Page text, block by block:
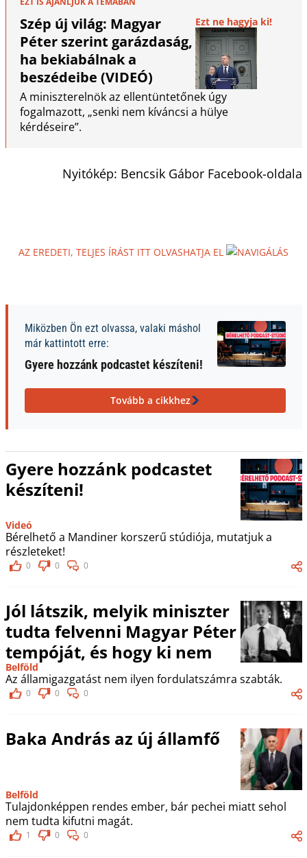
Szép új világ: Magyar
Péter szerint garázdaság,
ha bekiabálnak a
beszédeibe (VIDEÓ)
Ezt ne hagyja ki!
A miniszterelnök az ellentüntetőnek úgy
fogalmazott, „senki nem kíváncsi a hülye
kérdéseire”.
Nyitókép: Bencsik Gábor Facebook-oldala
AZ EREDETI, TELJES ÍRÁST ITT OLVASHATJA EL
Miközben Ön ezt olvassa, valaki máshol
már kattintott erre:
Gyere hozzánk podcastet készíteni!
Tovább a cikkhez
Gyere hozzánk podcastet
készíteni!
Videó
Bérelhető a Mandiner korszerű stúdiója, mutatjuk a
részleteket!
0 0 0
Jól látszik, melyik miniszter
tudta felvenni Magyar Péter
tempóját, és hogy ki nem
Belföld
Az államigazgatást nem ilyen fordulatszámra szabták.
0 0 0
Baka András az új államfő
Belföld
Tulajdonképpen rendes ember, bár pechei miatt sehol
nem tudta kifutni magát.
1 0 0